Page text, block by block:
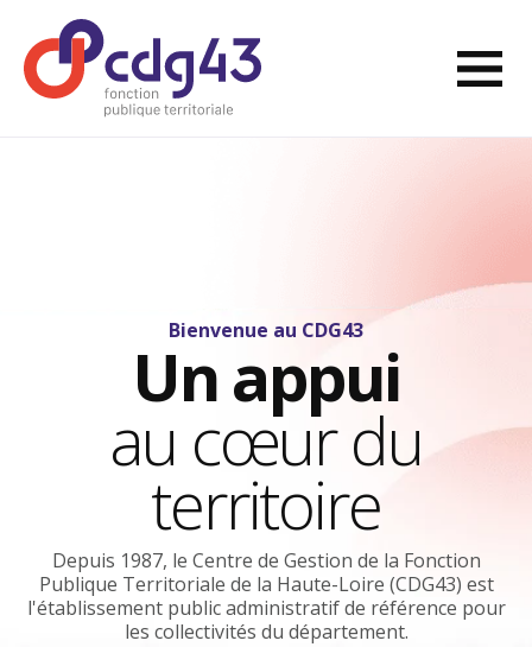
Aller au contenu
Bienvenue au CDG43
Un appui
au cœur du
territoire
Depuis 1987, le Centre de Gestion de la Fonction
Publique Territoriale de la Haute-Loire (CDG43) est
l'établissement public administratif de référence pour
les collectivités du département.